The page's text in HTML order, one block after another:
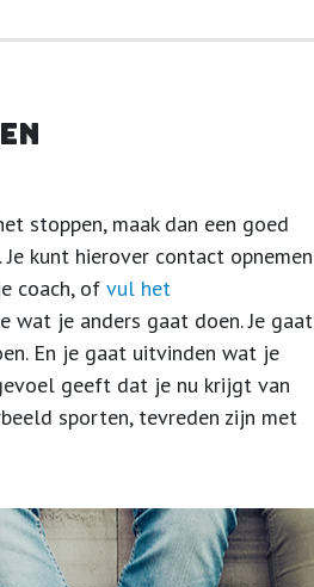
stoppen, maak dan een goed
kunt hierover contact opnemen
coach, of vul het
wat je anders gaat doen. Je gaat
En je gaat uitvinden wat je
geeft dat je nu krijgt van
sporten, tevreden zijn met